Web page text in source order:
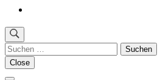
Suchen
nach:
Close